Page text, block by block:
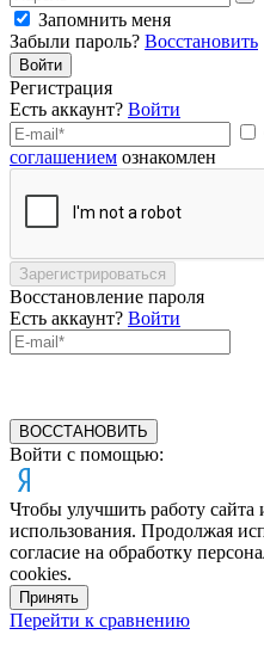
Запомнить меня
Забыли пароль? Восстановить
Войти
Регистрация
Есть аккаунт? Войти
соглашением ознакомлен
Зарегистрироваться
Восстановление пароля
Есть аккаунт? Войти
ВОССТАНОВИТЬ
Войти с помощью:
Чтобы улучшить работу сайта
использования. Продолжая
согласие на обработку
cookies.
Принять
Перейти к сравнению